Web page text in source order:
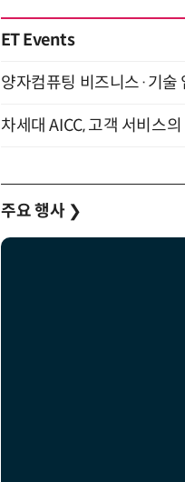
ET Events
양자컴퓨팅 비즈니스·기
차세대 AICC, 고객 서비스
주요 행사 ❯